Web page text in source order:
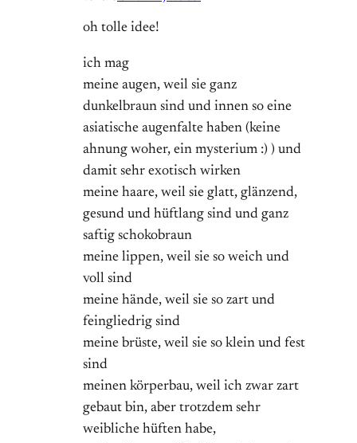
oh tolle idee!
ich mag
meine augen, weil sie ganz
dunkelbraun sind und innen so eine
asiatische augenfalte haben (keine
ahnung woher, ein mysterium :) ) und
damit sehr exotisch wirken
meine haare, weil sie glatt, glänzend,
gesund und hüftlang sind und ganz
saftig schokobraun
meine lippen, weil sie so weich und
voll sind
meine hände, weil sie so zart und
feingliedrig sind
meine brüste, weil sie so klein und fest
sind
meinen körperbau, weil ich zwar zart
gebaut bin, aber trotzdem sehr
weibliche hüften habe,